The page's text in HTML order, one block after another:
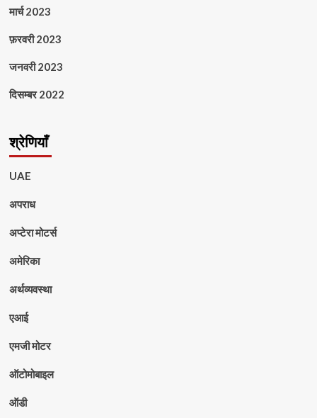
मार्च 2023
फ़रवरी 2023
जनवरी 2023
दिसम्बर 2022
श्रेणियाँ
UAE
अपराध
अप्टेरा मोटर्स
अमेरिका
अर्थव्यवस्था
एआई
एमजी मोटर
ऑटोमोबाइल
ऑडी